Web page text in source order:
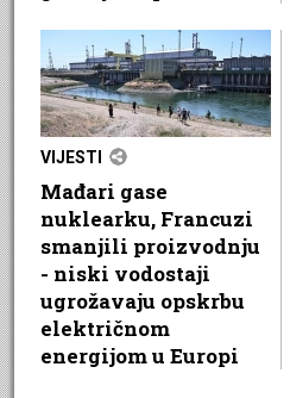
VIJESTI
Mađari gase
nuklearku, Francuzi
smanjili proizvodnju
- niski vodostaji
ugrožavaju opskrbu
električnom
energijom u Europi